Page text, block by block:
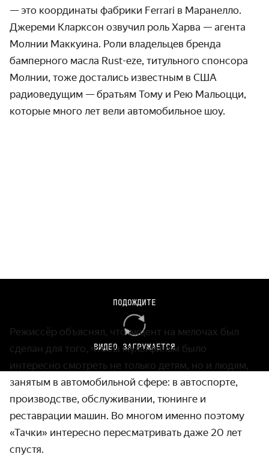
— это координаты фабрики Ferrari в Маранелло.
Джереми Кларксон озвучил роль Харва — агента
Молнии Маккуина. Роли владельцев бренда
бамперного масла Rust-eze, титульного спонсора
Молнии, тоже достались известным в США
радиоведущим — братьям Тому и Рею Мальоцци,
которые много лет вели автомобильное шоу.
ПОДОЖДИТЕ
ВИДЕО ЗАГРУЖАЕТСЯ
Режиссёр объяснял, что акцент на мелочах был
сделан для того, чтобы мультфильм было
интересно смотреть не только детям, но и людям,
занятым в автомобильной сфере: в автоспорте,
производстве, обслуживании, тюнинге и
реставрации машин. Во многом именно поэтому
«Тачки» интересно пересматривать даже 20 лет
спустя.